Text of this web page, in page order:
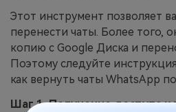
Этот инструмент позволяет
перенести чаты. Более того,
копию с Google Диска и
Поэтому следуйте
как вернуть чаты WhatsApp
Шаг 1. Получение доступа к